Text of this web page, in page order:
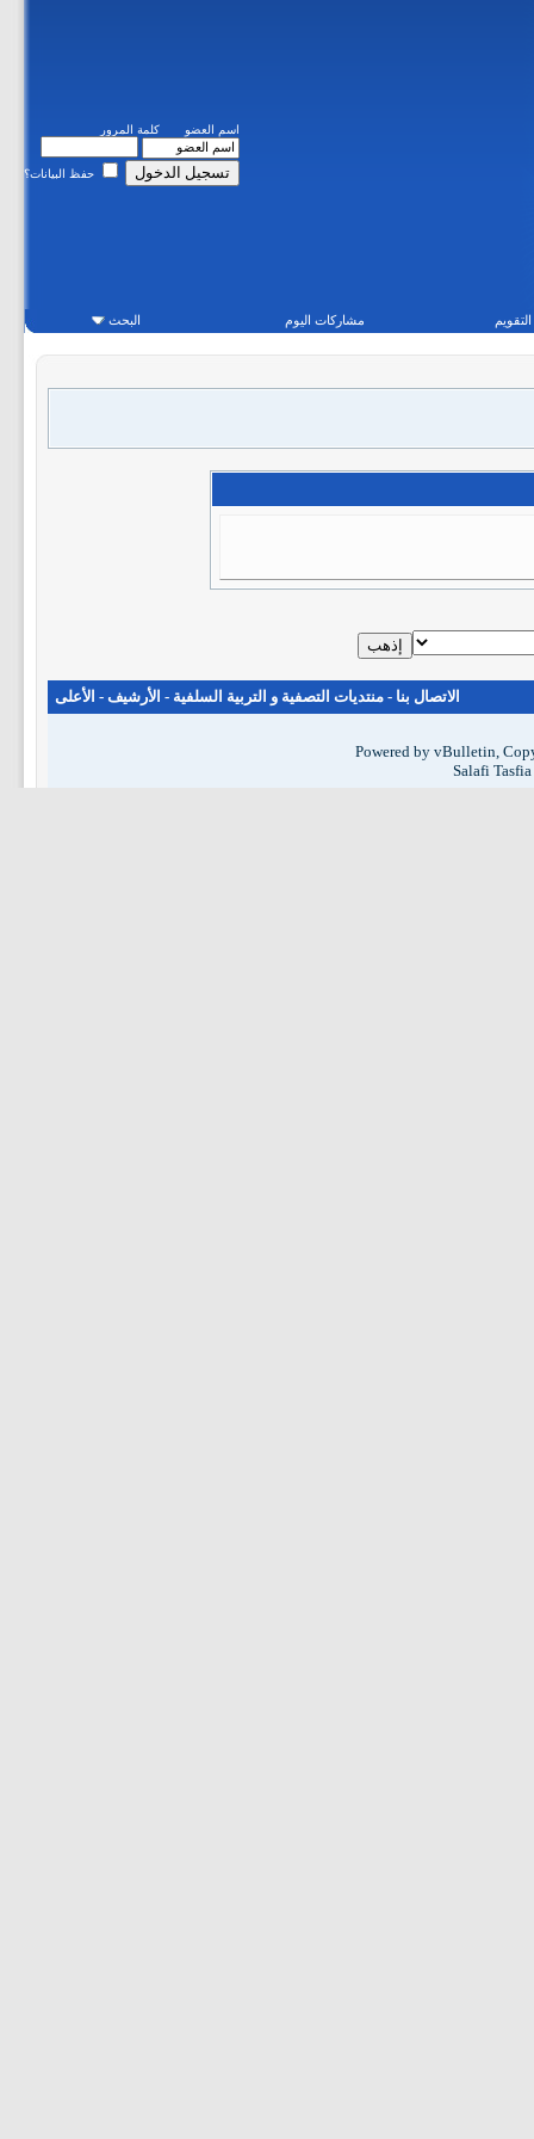
اسم العضو كلمة المرور
حفظ البيانات؟
التقويم مشاركات اليوم البحث
الاتصال بنا - منتديات التصفية و التربية السلفية - الأرشيف - الأعلى
Powered by vBulletin,
Salafi